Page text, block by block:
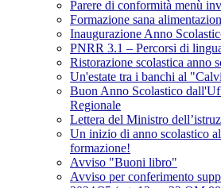
Parere di conformità menù
Formazione sana
Inaugurazione Anno
PNRR 3.1 – Percorsi di
Ristorazione scolastica anno
Un'estate tra i banchi al
Buon Anno Scolastico
Regionale
Lettera del Ministro
Un inizio di anno scolastico
formazione!
Avviso "Buoni libro"
Avviso per conferimento